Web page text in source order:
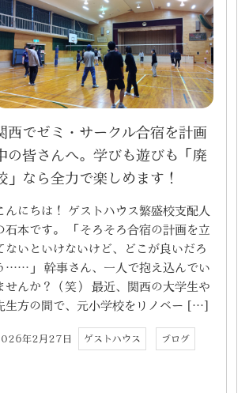
西でゼミ・サークル合宿を計画
の皆さんへ。学びも遊びも「廃
」なら全力で楽しめます！
んにちは！ ゲストハウス繁盛校支配人
石本です。 「そろそろ合宿の計画を立
ないといけないけど、どこが良いだろ
……」 幹事さん、一人で抱え込んでい
せんか？（笑） 最近、関西の大学生や
生方の間で、元小学校をリノベー […]
年2月27日 ゲストハウス ブログ